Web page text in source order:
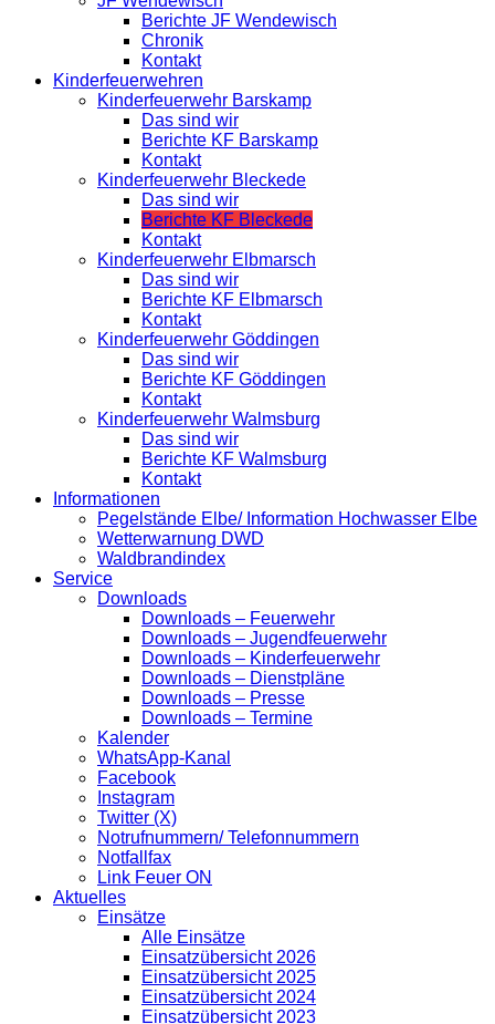
Berichte JF Wendewisch
Chronik
Kontakt
Kinderfeuerwehren
Kinderfeuerwehr Barskamp
Das sind wir
Berichte KF Barskamp
Kontakt
Kinderfeuerwehr Bleckede
Das sind wir
Berichte KF Bleckede
Kontakt
Kinderfeuerwehr Elbmarsch
Das sind wir
Berichte KF Elbmarsch
Kontakt
Kinderfeuerwehr Göddingen
Das sind wir
Berichte KF Göddingen
Kontakt
Kinderfeuerwehr Walmsburg
Das sind wir
Berichte KF Walmsburg
Kontakt
Informationen
Pegelstände Elbe/ Information Hochwasser Elbe
Wetterwarnung DWD
Waldbrandindex
Service
Downloads
Downloads – Feuerwehr
Downloads – Jugendfeuerwehr
Downloads – Kinderfeuerwehr
Downloads – Dienstpläne
Downloads – Presse
Downloads – Termine
Kalender
WhatsApp-Kanal
Facebook
Instagram
Twitter (X)
Notrufnummern/ Telefonnummern
Notfallfax
Link Feuer ON
Aktuelles
Einsätze
Alle Einsätze
Einsatzübersicht 2026
Einsatzübersicht 2025
Einsatzübersicht 2024
Einsatzübersicht 2023